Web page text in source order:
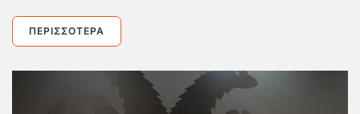
ΠΕΡΙΣΣΌΤΕΡΑ